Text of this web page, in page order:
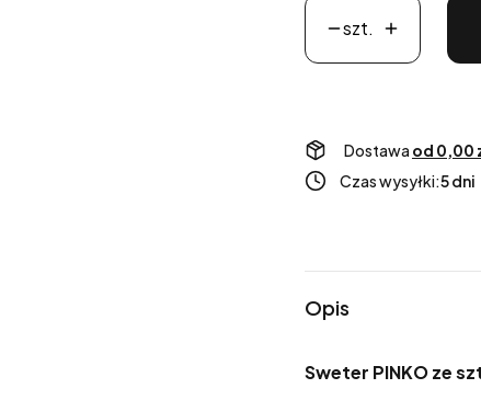
szt.
Dostawa od 0,00
Czas wysyłki:5 dni
Opis
Sweter PINKO ze